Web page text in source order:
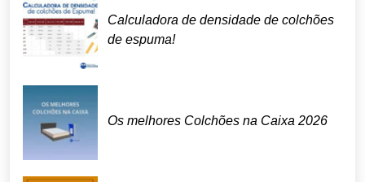
Calculadora de densidade de colchões
de espuma!
Os melhores Colchões na Caixa 2026